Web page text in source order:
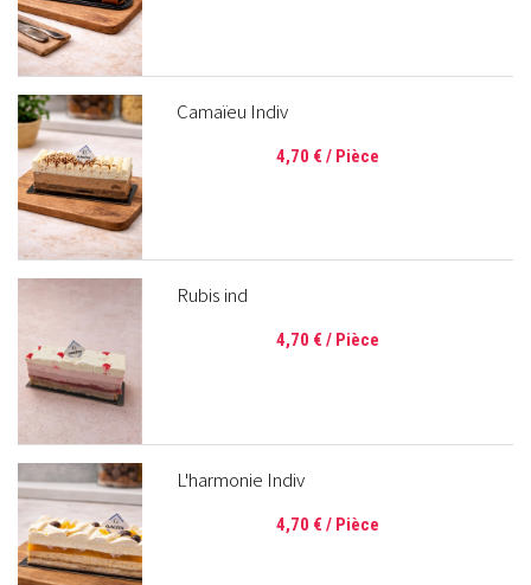
Camaïeu Indiv
4,70 € / Pièce
Rubis ind
4,70 € / Pièce
L'harmonie Indiv
4,70 € / Pièce